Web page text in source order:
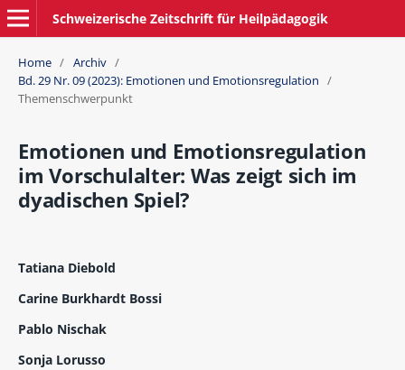
Schweizerische Zeitschrift für Heilpädagogik
Home / Archiv /
Bd. 29 Nr. 09 (2023): Emotionen und Emotionsregulation /
Themenschwerpunkt
Emotionen und Emotionsregulation
im Vorschulalter: Was zeigt sich im
dyadischen Spiel?
Tatiana Diebold
Carine Burkhardt Bossi
Pablo Nischak
Sonja Lorusso